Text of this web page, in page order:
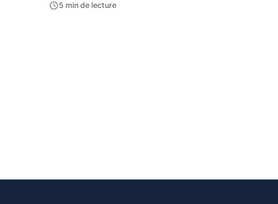
5 min de lecture